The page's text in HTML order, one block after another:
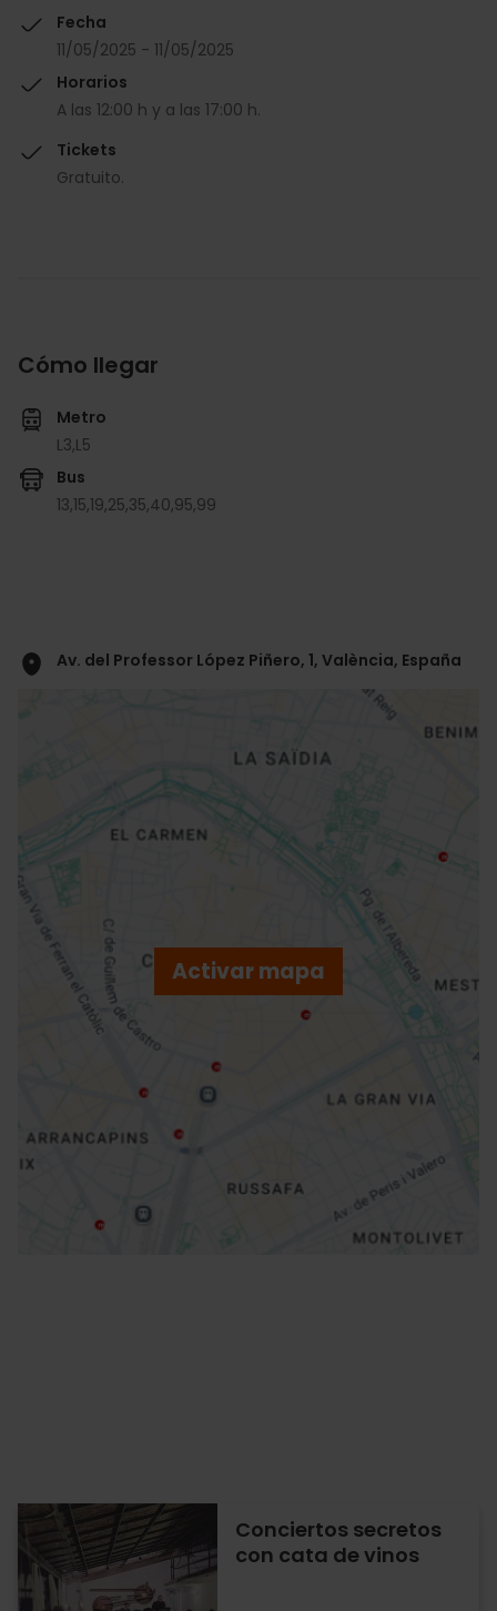
Fecha
11/05/2025 - 11/05/2025
Horarios
A las 12:00 h y a las 17:00 h.
Tickets
Gratuito.
Cómo llegar
Metro
L3,L5
Bus
13,15,19,25,35,40,95,99
Av. del Professor López Piñero, 1, València, España
Activar mapa
Cómo llegar
Conciertos secretos
con cata de vinos